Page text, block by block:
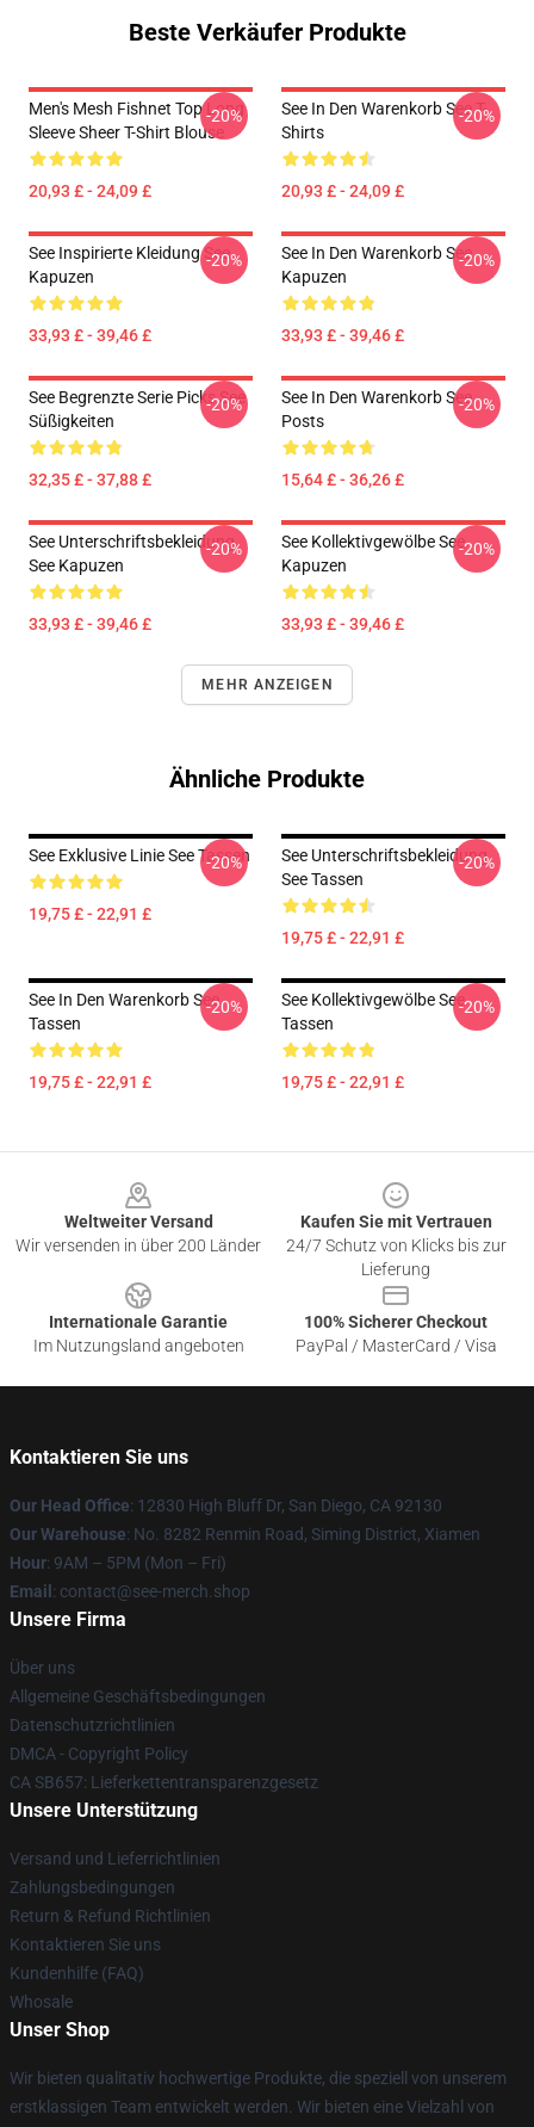
Beste Verkäufer Produkte
Men's Mesh Fishnet Top Long
Sleeve Sheer T-Shirt Blouse
20,93 £ - 24,09 £
-20%
See In Den Warenkorb See T-
Shirts
20,93 £ - 24,09 £
-20%
See Inspirierte Kleidung See
Kapuzen
33,93 £ - 39,46 £
-20%
See In Den Warenkorb See
Kapuzen
33,93 £ - 39,46 £
-20%
See Begrenzte Serie Picks See
Süßigkeiten
32,35 £ - 37,88 £
-20%
See In Den Warenkorb See
Posts
15,64 £ - 36,26 £
-20%
See Unterschriftsbekleidung
See Kapuzen
33,93 £ - 39,46 £
-20%
See Kollektivgewölbe See
Kapuzen
33,93 £ - 39,46 £
-20%
MEHR ANZEIGEN
Ähnliche Produkte
See Exklusive Linie See Tassen
19,75 £ - 22,91 £
-20%
See Unterschriftsbekleidung
See Tassen
19,75 £ - 22,91 £
-20%
See In Den Warenkorb See
Tassen
19,75 £ - 22,91 £
-20%
See Kollektivgewölbe See
Tassen
19,75 £ - 22,91 £
-20%
Weltweiter Versand
Wir versenden in über 200 Länder
Kaufen Sie mit Vertrauen
24/7 Schutz von Klicks bis zur
Lieferung
Internationale Garantie
Im Nutzungsland angeboten
100% Sicherer Checkout
PayPal / MasterCard / Visa
Kontaktieren Sie uns
Our Head Office: 12830 High Bluff Dr, San Diego, CA 92130
Our Warehouse: No. 8282 Renmin Road, Siming District, Xiamen
Hour: 9AM – 5PM (Mon – Fri)
Email : contact@see-merch.shop
Unsere Firma
Über uns
Allgemeine Geschäftsbedingungen
Datenschutzrichtlinien
DMCA - Copyright Policy
CA SB657: Lieferkettentransparenzgesetz
Unsere Unterstützung
Versand und Lieferrichtlinien
Zahlungsbedingungen
Return & Refund Richtlinien
Kontaktieren Sie uns
Kundenhilfe (FAQ)
Whosale
Unser Shop
Wir bieten qualitativ hochwertige Produkte, die speziell von unserem
erstklassigen Team entwickelt werden. Wir bieten eine Vielzahl von